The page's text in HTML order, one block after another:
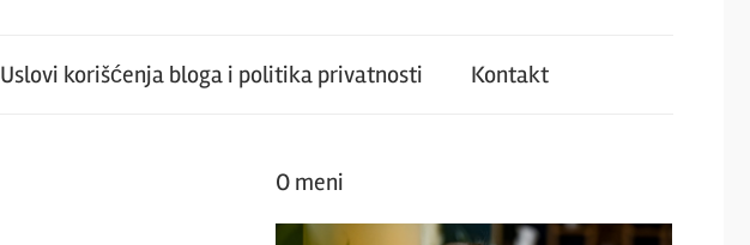
Uslovi korišćenja bloga i politika privatnosti Kontakt
O meni